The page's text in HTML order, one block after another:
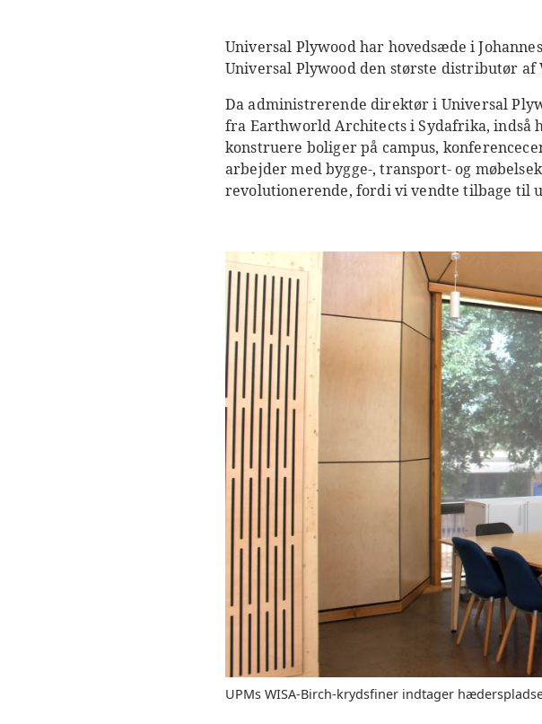
Universal Plywood har hovedsæde i
Universal Plywood den største distributør
Da administrerende direktør i Universal
fra Earthworld Architects i Sydafrika, indså
konstruere boliger på campus,
arbejder med bygge-, transport- og
revolutionerende, fordi vi vendte tilbage til
UPMs WISA-Birch-krydsfiner indtager